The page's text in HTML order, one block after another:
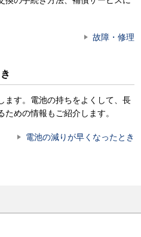
故障・修理
ます。電池の持ちをよくして、長
めの情報もご紹介します。
電池の減りが早くなったとき